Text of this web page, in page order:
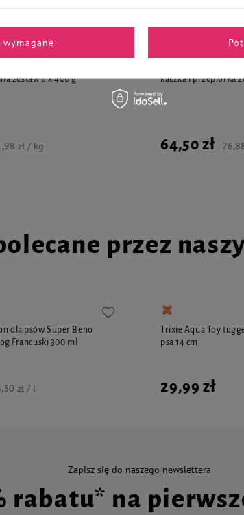
zestaw 6 x 400 g
zł / kg
kaczka i przepiórka
64,50 zł
przez
dla psów Super Beno
Francuski 300 ml
zł / l
Trixie Aqua Toy
psa 14 cm
29,99 zł
Zapisz się do naszego newslettera
rabatu* na